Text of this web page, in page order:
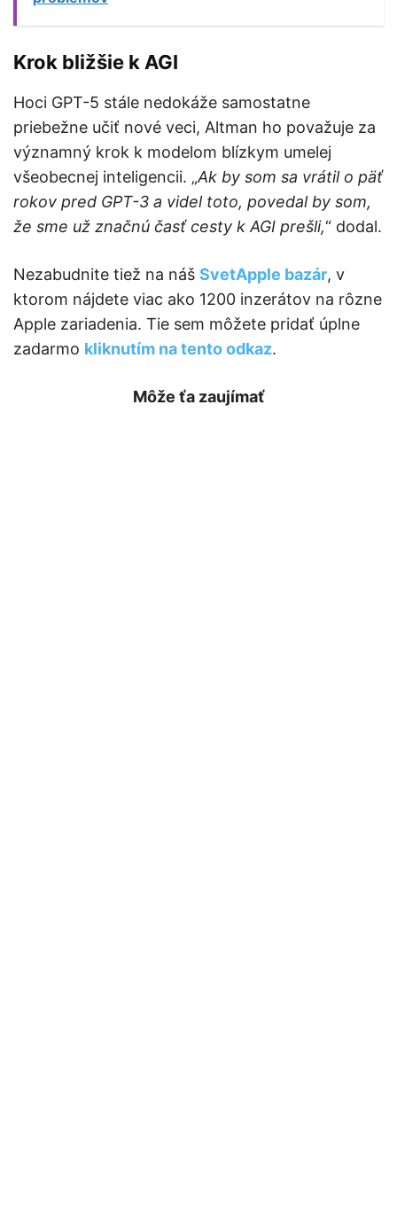
Krok bližšie k AGI
Hoci GPT-5 stále nedokáže samostatne
priebežne učiť nové veci, Altman ho považuje za
významný krok k modelom blízkym umelej
všeobecnej inteligencii. „Ak by som sa vrátil o päť
rokov pred GPT-3 a videl toto, povedal by som,
že sme už značnú časť cesty k AGI prešli,“ dodal.
Nezabudnite tiež na náš SvetApple bazár, v
ktorom nájdete viac ako 1200 inzerátov na rôzne
Apple zariadenia. Tie sem môžete pridať úplne
zadarmo kliknutím na tento odkaz.
Môže ťa zaujímať